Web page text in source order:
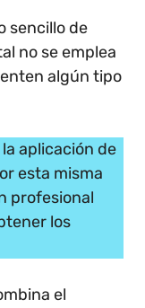
sencillo de
no se emplea
algún tipo
aplicación de
esta misma
profesional
los
el